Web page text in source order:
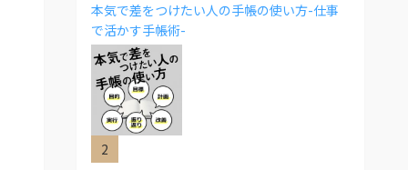
本気で差をつけたい人の手帳の使い方-仕事
で活かす手帳術-